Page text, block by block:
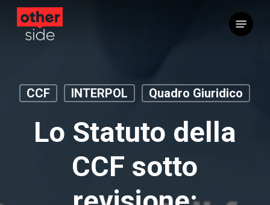
contenuto
Menu
CCF INTERPOL Quadro Giuridico
Lo Statuto della
CCF sotto